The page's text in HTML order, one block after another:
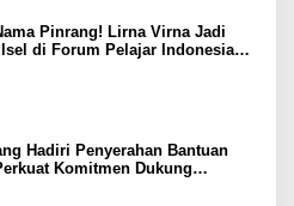
Pinrang! Lirna Virna Jadi
di Forum Pelajar Indonesia
Hadiri Penyerahan Bantuan
Komitmen Dukung